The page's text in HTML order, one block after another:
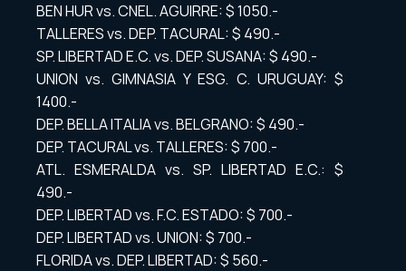
BEN HUR vs. CNEL. AGUIRRE: $ 1050.-
TALLERES vs. DEP. TACURAL: $ 490.-
SP. LIBERTAD E.C. vs. DEP. SUSANA: $ 490.-
UNION vs. GIMNASIA Y ESG. C. URUGUAY: $
1400.-
DEP. BELLA ITALIA vs. BELGRANO: $ 490.-
DEP. TACURAL vs. TALLERES: $ 700.-
ATL. ESMERALDA vs. SP. LIBERTAD E.C.: $
490.-
DEP. LIBERTAD vs. F.C. ESTADO: $ 700.-
DEP. LIBERTAD vs. UNION: $ 700.-
FLORIDA vs. DEP. LIBERTAD: $ 560.-